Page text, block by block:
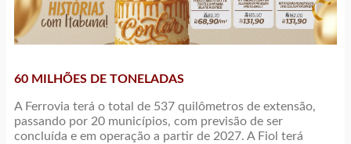
60 MILHÕES DE TONELADAS
A Ferrovia terá o total de 537 quilômetros de extensão,
passando por 20 municípios, com previsão de ser
concluída e em operação a partir de 2027. A Fiol terá